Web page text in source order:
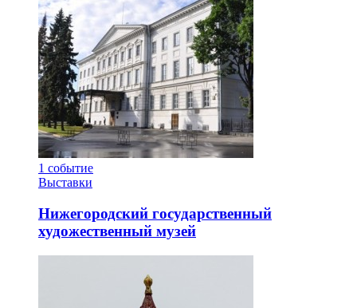
1 событие
Выставки
Нижегородский государственный
художественный музей